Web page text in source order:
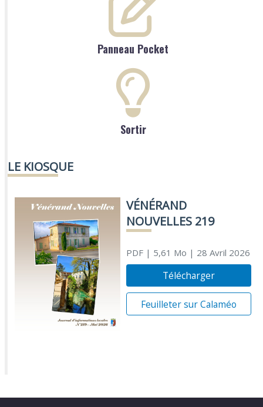
Panneau Pocket
Sortir
LE KIOSQUE
VÉNÉRAND
NOUVELLES 219
PDF| 5,61 Mo | 28 Avril 2026
Télécharger
Feuilleter sur Calaméo